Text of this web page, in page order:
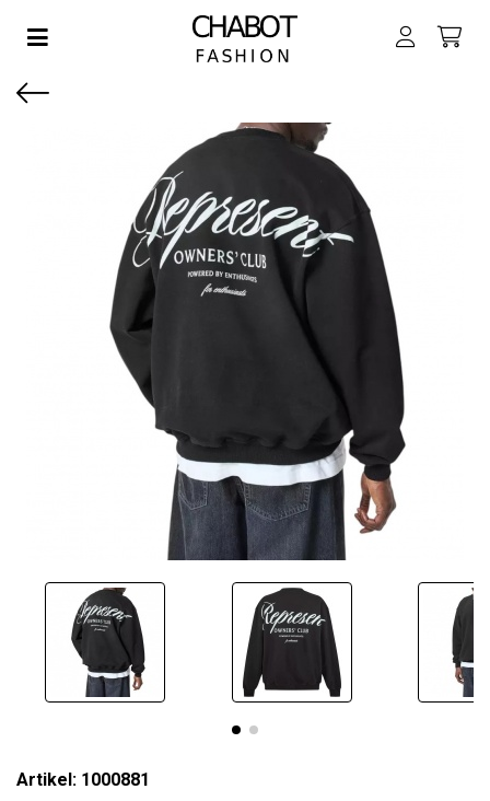
SUBMENU (DAMES)
SUBMENU (HEREN)
SUBMENU (JONGENS)
SUBMENU (MEISJES)
Toggle navigation
Artikel: 1000881